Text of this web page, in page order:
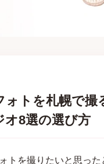
ォトを札幌で撮
オ8選の選び方
トを撮りたいと思っ